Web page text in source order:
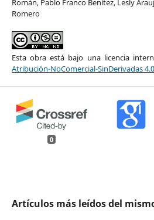
Román, Pablo Franco Benítez, Lesly
Romero
Esta obra está bajo una licencia
Atribución-NoComercial-SinDerivadas 4.0
0
Artículos más leídos del